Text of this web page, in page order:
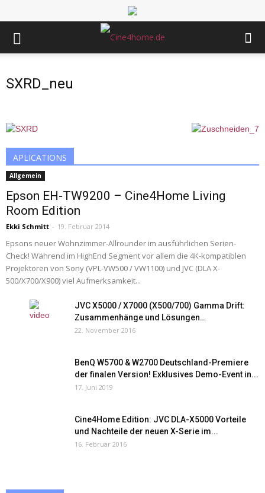
SXRD_neu
APLICATIONS
Allgemein
Epson EH-TW9200 – Cine4Home Living
Room Edition
Ekki Schmitt - 19. Februar 2014
Epsons neuer Wohnzimmer-Allrounder im ausführlichen Serien-
Check! Während im HighEnd Segment vor allem die 4K-kompatiblen
Projektoren von Sony (VPL-VW500 / VW1100) und JVC (DLA X-
500/X700/X900) viel Aufmerksamkeit...
JVC X5000 / X7000 (X500/700) Gamma Drift:
Zusammenhänge und Lösungen…
22. November 2016
BenQ W5700 & W2700 Deutschland-Premiere
der finalen Version! Exklusives Demo-Event in...
17. Juni 2019
Cine4Home Edition: JVC DLA-X5000 Vorteile
und Nachteile der neuen X-Serie im...
16. Februar 2016